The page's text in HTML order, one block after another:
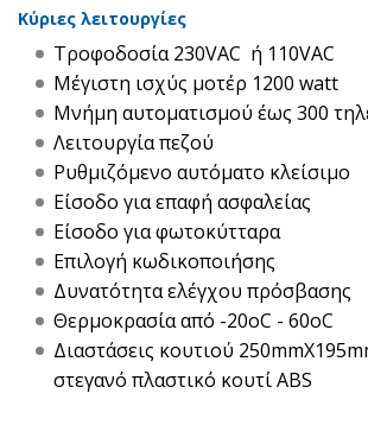
Κύριες λειτουργίες
Τροφοδοσία 230VAC ή 110VAC
Μέγιστη ισχύς μοτέρ 1200 watt
Μνήμη αυτοματισμού έως 300
Λειτουργία πεζού
Ρυθμιζόμενο αυτόματο κλείσιμο
Eίσοδο για επαφή ασφαλείας
Είσοδο για φωτοκύτταρα
Επιλογή κωδικοποιήσης
Δυνατότητα ελέγχου πρόσβασης
Θερμοκρασία από -20oC - 60oC
Διαστάσεις κουτιού
στεγανό πλαστικό κουτί ABS